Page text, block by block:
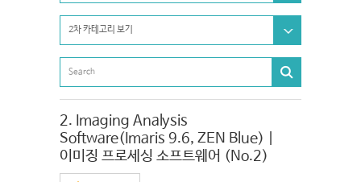
2차 카테고리 보기
2. Imaging Analysis
Software(Imaris 9.6, ZEN Blue) |
이미징 프로세싱 소프트웨어 (No.2)